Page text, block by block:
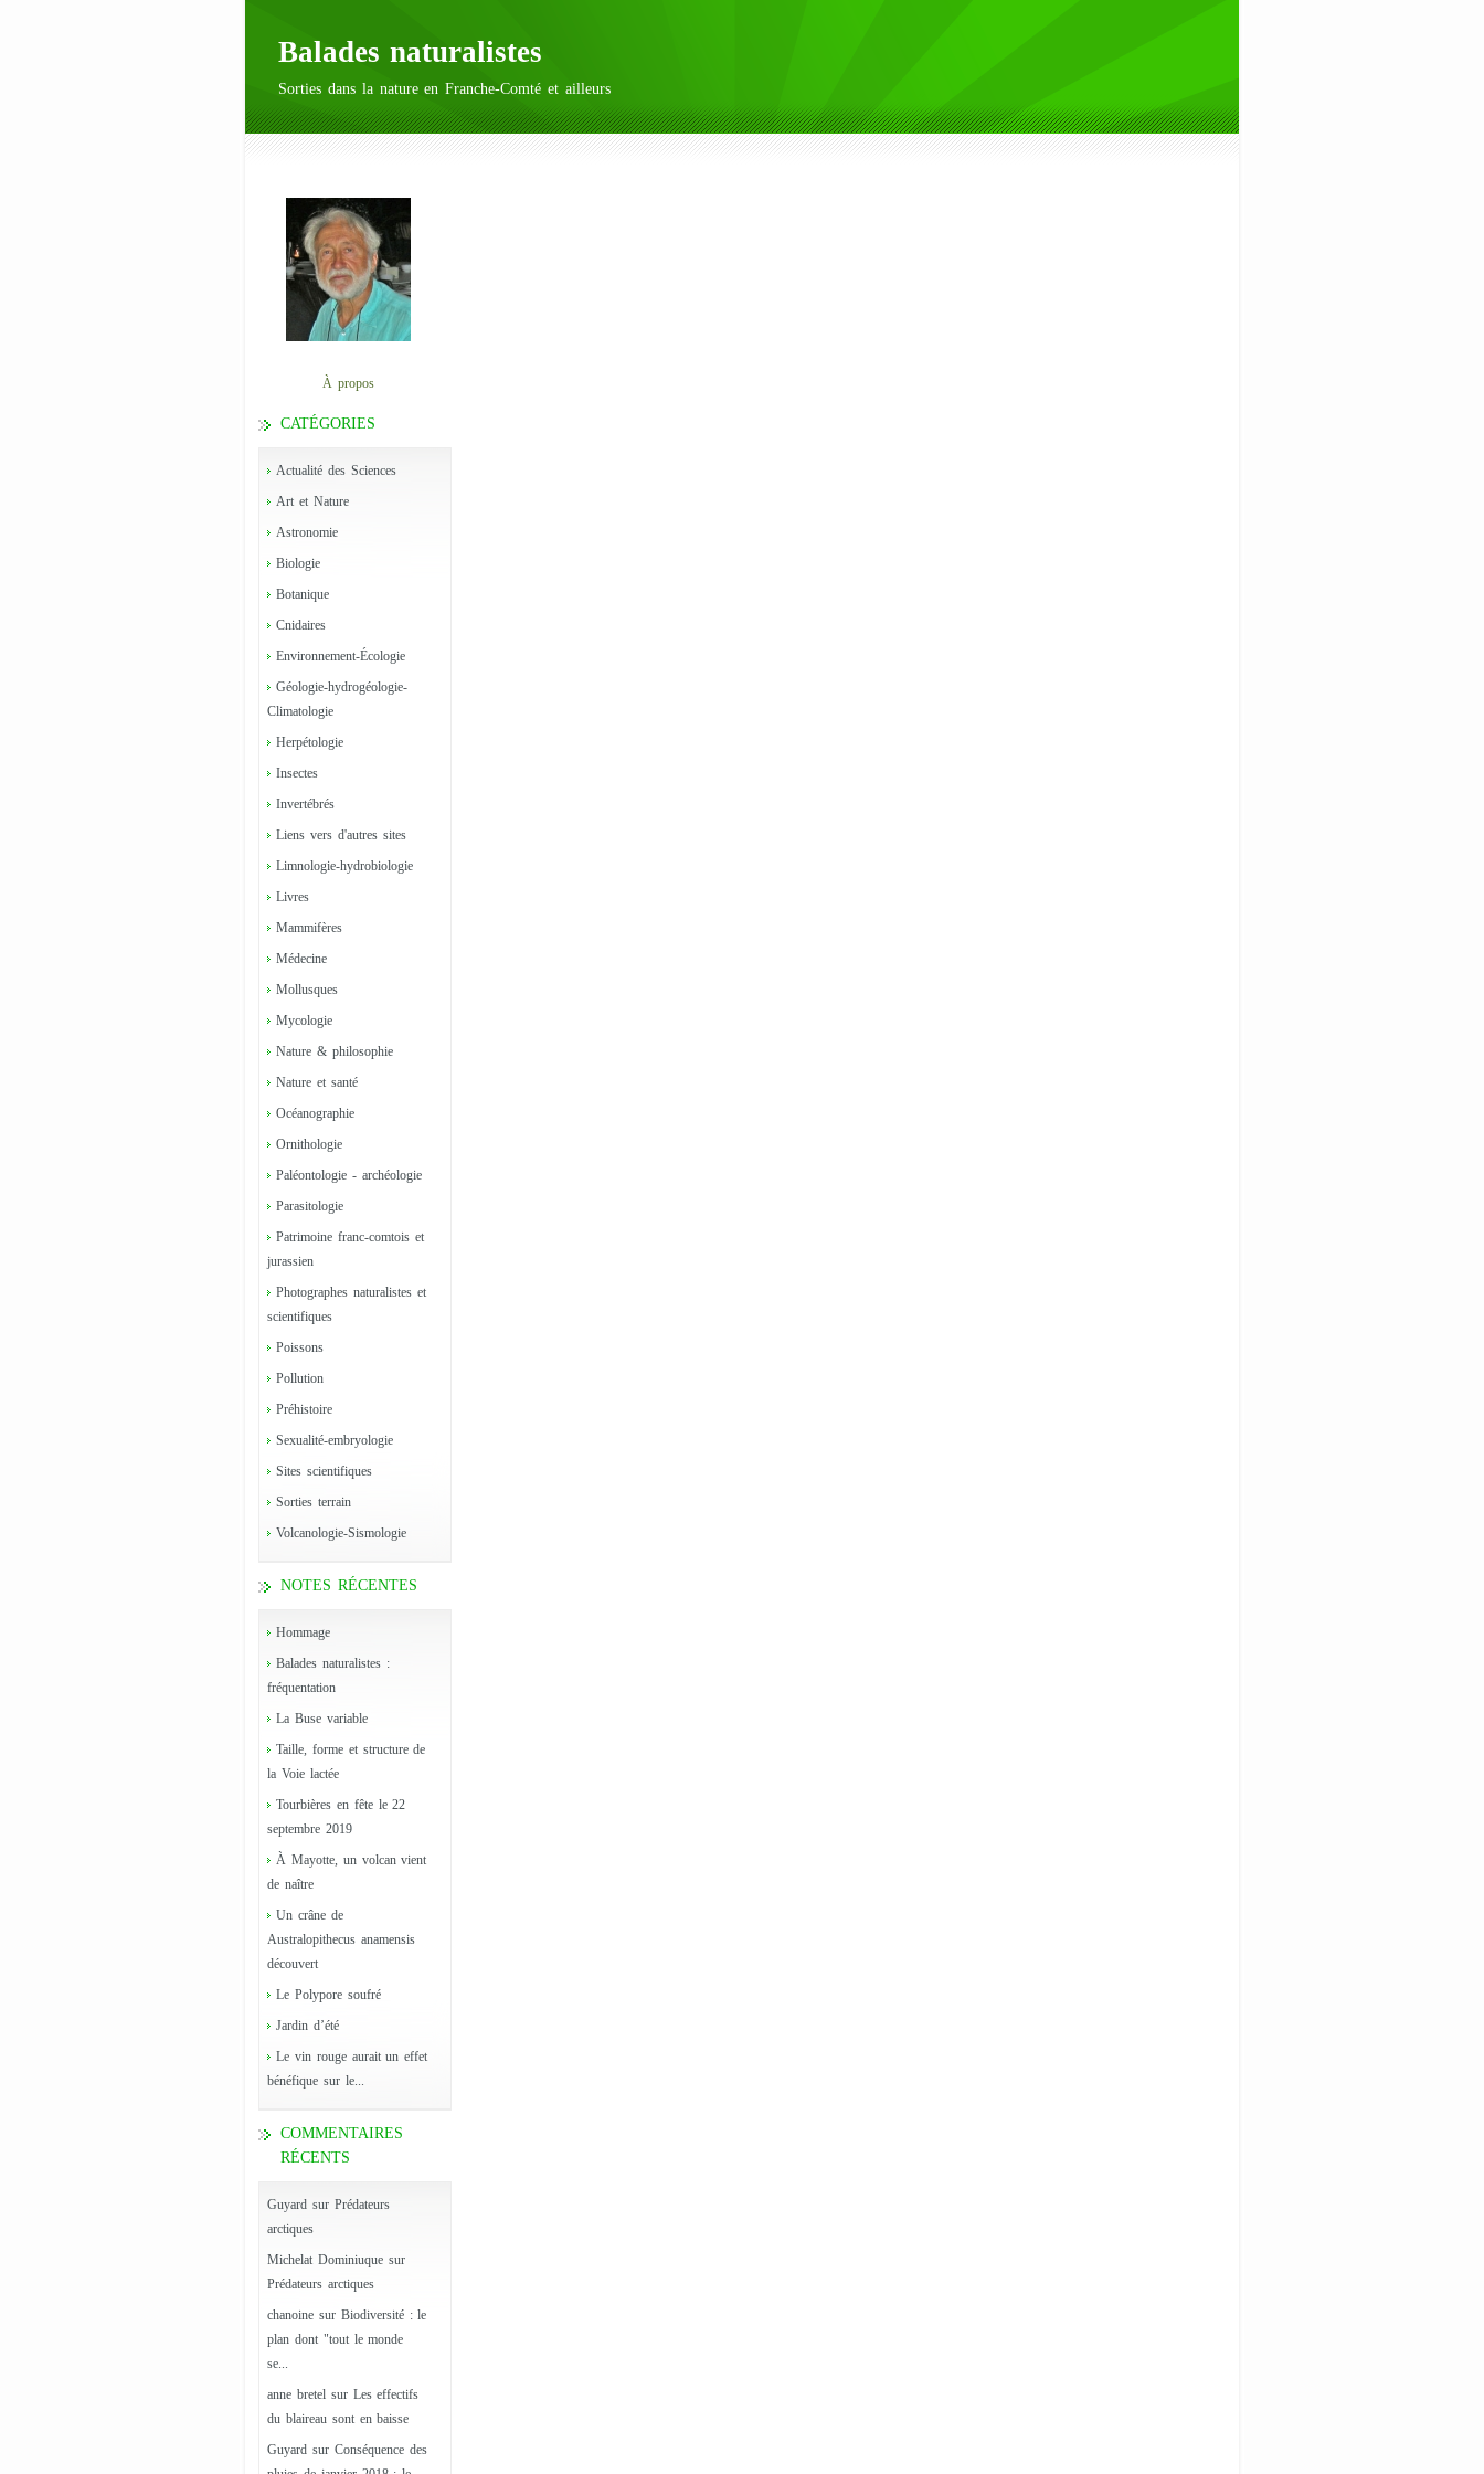
Balades naturalistes
Sorties dans la nature en Franche-Comté et ailleurs
À propos
CATÉGORIES
Actualité des Sciences
Art et Nature
Astronomie
Biologie
Botanique
Cnidaires
Environnement-Écologie
Géologie-hydrogéologie-
Climatologie
Herpétologie
Insectes
Invertébrés
Liens vers d'autres sites
Limnologie-hydrobiologie
Livres
Mammifères
Médecine
Mollusques
Mycologie
Nature & philosophie
Nature et santé
Océanographie
Ornithologie
Paléontologie - archéologie
Parasitologie
Patrimoine franc-comtois et
jurassien
Photographes naturalistes et
scientifiques
Poissons
Pollution
Préhistoire
Sexualité-embryologie
Sites scientifiques
Sorties terrain
Volcanologie-Sismologie
NOTES RÉCENTES
Hommage
Balades naturalistes :
fréquentation
La Buse variable
Taille, forme et structure de
la Voie lactée
Tourbières en fête le 22
septembre 2019
À Mayotte, un volcan vient
de naître
Un crâne de
Australopithecus anamensis
découvert
Le Polypore soufré
Jardin d’été
Le vin rouge aurait un effet
bénéfique sur le...
COMMENTAIRES
RÉCENTS
Guyard sur Prédateurs
arctiques
Michelat Dominiuquesur
Prédateurs arctiques
chanoine sur Biodiversité : le
plan dont "tout le monde
se...
anne bretelsur Les effectifs
du blaireau sont en baisse
Guyard sur Conséquence des